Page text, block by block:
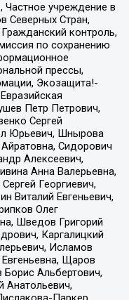
Частное учреждение в
Северных Стран,
контроль,
по сохранению
прессы,
Экозащита!-
Петр Петрович,
Сергей
Юрьевич, Шнырова
Сидорович
Алексеевич,
Анна Валерьевна,
Георгиевич,
Виталий Евгеньевич,
Олег
Шведов Григорий
Каргалицкий
Исламов
Щаров
Альбертович,
Анатольевич,